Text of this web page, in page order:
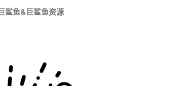
鲨鱼&巨鲨鱼资源